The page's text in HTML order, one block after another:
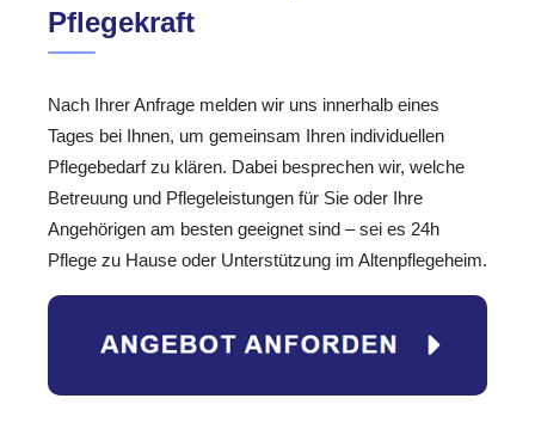
Pflegekraft
Nach Ihrer Anfrage melden wir uns innerhalb eines
Tages bei Ihnen, um gemeinsam Ihren individuellen
Pflegebedarf zu klären. Dabei besprechen wir, welche
Betreuung und Pflegeleistungen für Sie oder Ihre
Angehörigen am besten geeignet sind – sei es 24h
Pflege zu Hause oder Unterstützung im Altenpflegeheim.